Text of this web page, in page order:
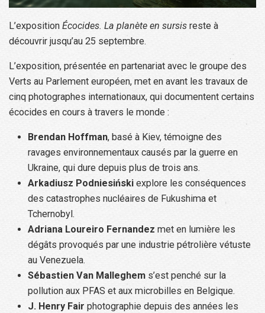
L’exposition Écocides. La planète en sursis reste à
découvrir jusqu’au 25 septembre.
L’exposition, présentée en partenariat avec le groupe des
Verts au Parlement européen, met en avant les travaux de
cinq photographes internationaux, qui documentent certains
écocides en cours à travers le monde :
Brendan Hoffman, basé à Kiev, témoigne des
ravages environnementaux causés par la guerre en
Ukraine, qui dure depuis plus de trois ans.
Arkadiusz Podniesiński explore les conséquences
des catastrophes nucléaires de Fukushima et
Tchernobyl.
Adriana Loureiro Fernandez met en lumière les
dégâts provoqués par une industrie pétrolière vétuste
au Venezuela.
Sébastien Van Malleghem s’est penché sur la
pollution aux PFAS et aux microbilles en Belgique.
J. Henry Fair photographie depuis des années les